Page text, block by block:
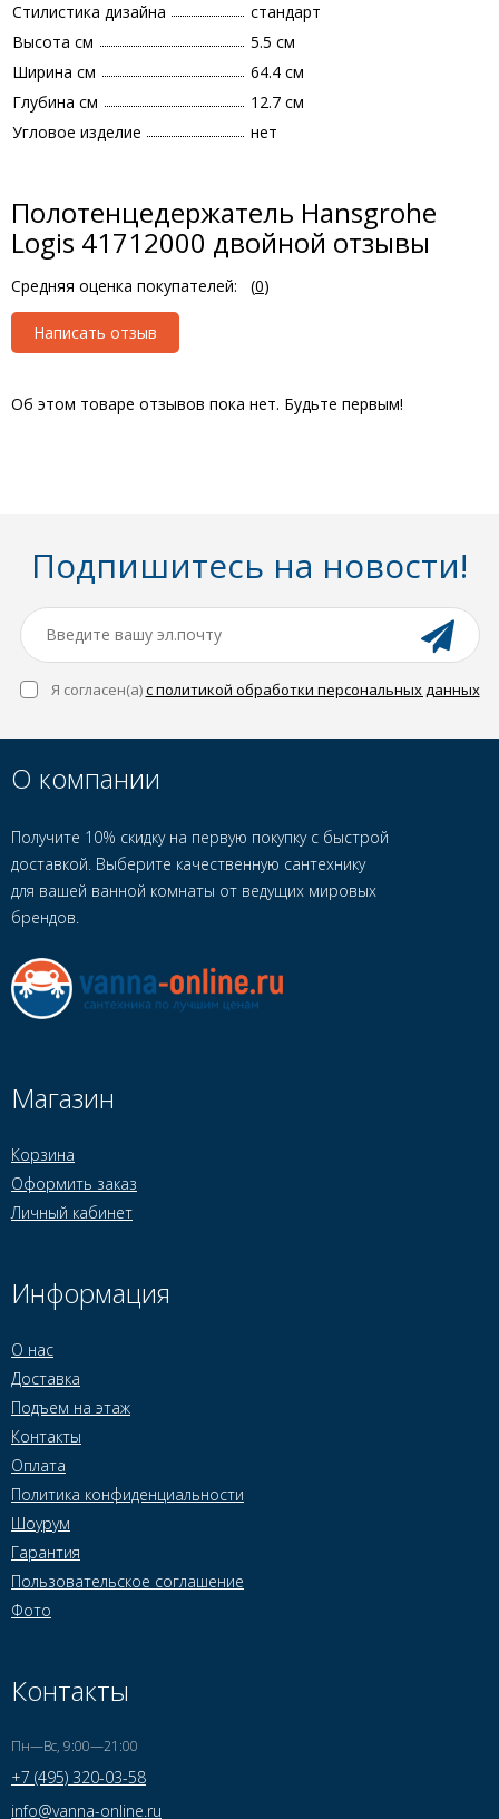
Стилистика дизайна
стандарт
Высота см
5.5 см
Ширина см
64.4 см
Глубина см
12.7 см
Угловое изделие
нет
Полотенцедержатель Hansgrohe
Logis 41712000 двойной отзывы
Средняя оценка покупателей: (0)
Написать отзыв
Об этом товаре отзывов пока нет. Будьте первым!
Подпишитесь на новости!
Я согласен(a)с политикой обработки персональных данных
О компании
Получите 10% скидку на первую покупку с быстрой
доставкой. Выберите качественную сантехнику
для вашей ванной комнаты от ведущих мировых
брендов.
Магазин
Корзина
Оформить заказ
Личный кабинет
Информация
О нас
Доставка
Подъем на этаж
Контакты
Оплата
Политика конфиденциальности
Шоурум
Гарантия
Пользовательское соглашение
Фото
Контакты
Пн—Вс, 9:00—21:00
+7 (495) 320-03-58
info@vanna-online.ru